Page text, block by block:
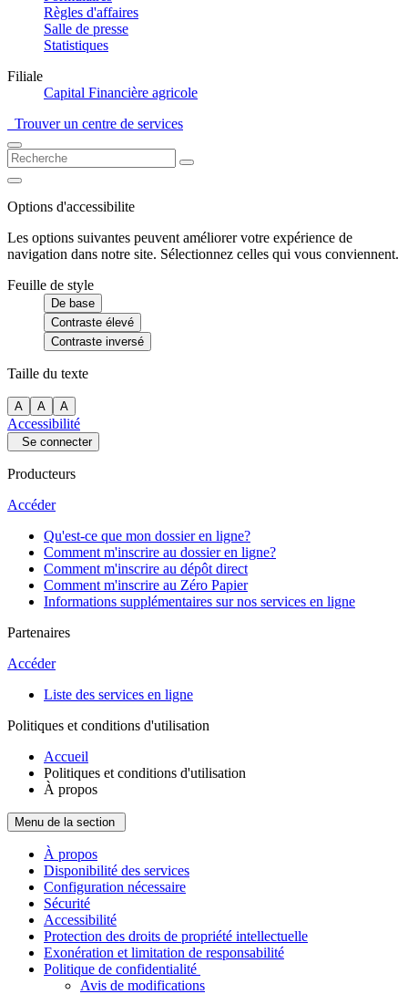
Règles d'affaires
Salle de presse
Statistiques
Filiale
Capital Financière agricole
Trouver un centre de services
Options d'accessibilite
Les options suivantes peuvent améliorer votre expérience de
navigation dans notre site. Sélectionnez celles qui vous conviennent.
Feuille de style
De base
Contraste élevé
Contraste inversé
Taille du texte
A A A
Accessibilité
Se connecter
Producteurs
Accéder
Qu'est-ce que mon dossier en ligne?
Comment m'inscrire au dossier en ligne?
Comment m'inscrire au dépôt direct
Comment m'inscrire au Zéro Papier
Informations supplémentaires sur nos services en ligne
Partenaires
Accéder
Liste des services en ligne
Politiques et conditions d'utilisation
Accueil
Politiques et conditions d'utilisation
À propos
Menu de la section
À propos
Disponibilité des services
Configuration nécessaire
Sécurité
Accessibilité
Protection des droits de propriété intellectuelle
Exonération et limitation de responsabilité
­Politique de confidentialité
Avis de modifications